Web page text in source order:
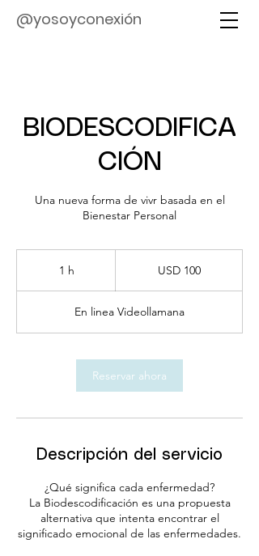
@yosoyconexión
BIODESCODIFICA
CIÓN
Una nueva forma de vivr basada en el
Bienestar Personal
1 h
estadounidensesUSD 100
En linea Videollamana
Reservar ahora
Descripción del servicio
¿Qué significa cada enfermedad?
La Biodescodificación es una propuesta
alternativa que intenta encontrar el
significado emocional de las enfermedades.